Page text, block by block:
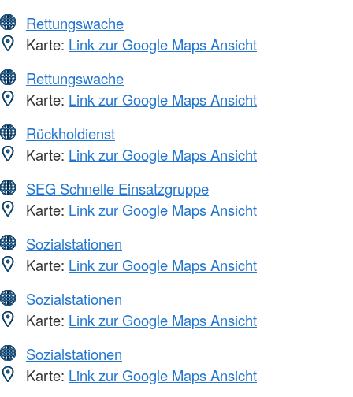
Rettungswache
Karte: Link zur Google Maps Ansicht
Rettungswache
Karte: Link zur Google Maps Ansicht
Rückholdienst
Karte: Link zur Google Maps Ansicht
SEG Schnelle Einsatzgruppe
Karte: Link zur Google Maps Ansicht
Sozialstationen
Karte: Link zur Google Maps Ansicht
Sozialstationen
Karte: Link zur Google Maps Ansicht
Sozialstationen
Karte: Link zur Google Maps Ansicht